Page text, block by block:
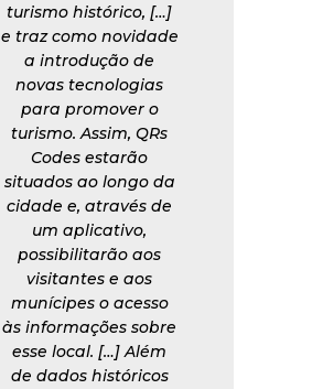
turismo histórico, […]
e traz como novidade
a introdução de
novas tecnologias
para promover o
turismo. Assim, QRs
Codes estarão
situados ao longo da
cidade e, através de
um aplicativo,
possibilitarão aos
visitantes e aos
munícipes o acesso
às informações sobre
esse local. […] Além
de dados históricos